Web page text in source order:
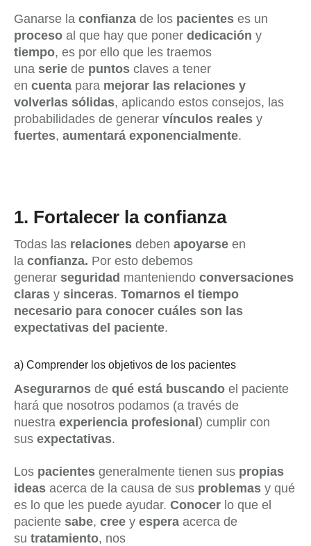
Ganarse la confianza de los pacientes es un
proceso al que hay que poner dedicación y
tiempo, es por ello que les traemos
una serie de puntos claves a tener
en cuenta para mejorar las relaciones y
volverlas sólidas, aplicando estos consejos, las
probabilidades de generar vínculos reales y
fuertes, aumentará exponencialmente.
1. Fortalecer la confianza
Todas las relaciones deben apoyarse en
la confianza. Por esto debemos
generar seguridad manteniendo conversaciones
claras y sinceras. Tomarnos el tiempo
necesario para conocer cuáles son las
expectativas del paciente.
a) Comprender los objetivos de los pacientes
Asegurarnos de qué está buscando el paciente
hará que nosotros podamos (a través de
nuestra experiencia profesional ) cumplir con
sus expectativas.
Los pacientes generalmente tienen sus propias
ideas acerca de la causa de sus problemas y qué
es lo que les puede ayudar. Conocer lo que el
paciente sabe, cree y espera acerca de
su tratamiento, nos